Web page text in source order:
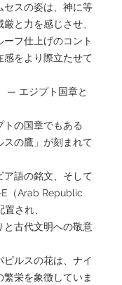
セスの姿は、神に等
と力を感じさせ、
フ仕上げのコント
感をより際立たせて
— エジプト国章と
トの国章でもある
スの鷹」が刻まれて
ア語の銘文、そして
（Arab Republic
され、
と古代文明への敬意
ピルスの花は、ナイ
繁栄を象徴していま